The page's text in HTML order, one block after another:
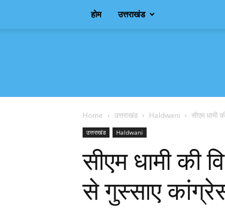
होम उत्तराखंड
Home उत्तराखंड Haldwani सीएम धामी
उत्तराखंड Haldwani
सीएम धामी की
से गुस्साए